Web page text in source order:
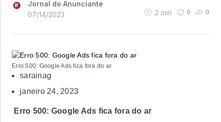
Jornal do Anunciante
07/14/2023
2 min 0 0
Erro 500: Google Ads fica fora do ar
sarainag
janeiro 24, 2023
Erro 500: Google Ads fica fora do ar